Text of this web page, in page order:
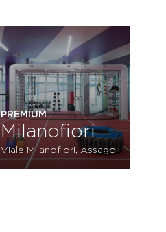
PREMIUM
Milanofiori
Viale Milanofiori, Assago